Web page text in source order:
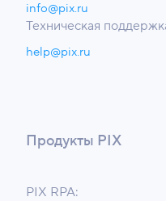
Продукты PIX
PIX RPA:
info@pix.ru
Техническая
help@pix.ru